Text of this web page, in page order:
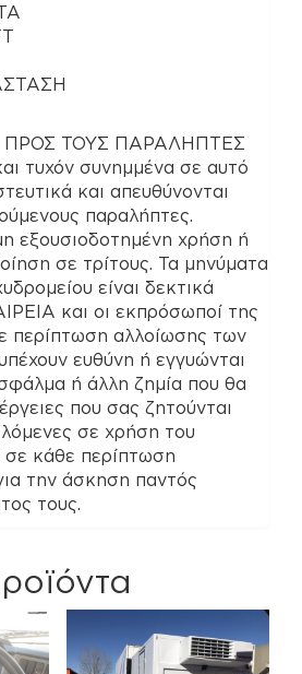
ΤΟΥΣ ΠΑΡΑΛΗΠΤΕΣ
τυχόν συνημμένα σε αυτό
και απευθύνονται
παραλήπτες.
εξουσιοδοτημένη χρήση ή
σε τρίτους. Τα μηνύματα
είναι δεκτικά
και οι εκπρόσωποί της
περίπτωση αλλοίωσης των
ευθύνη ή εγγυώνται
ή άλλη ζημία που θα
που σας ζητούνται
σε χρήση του
σε κάθε περίπτωση
την άσκηση παντός
τους.